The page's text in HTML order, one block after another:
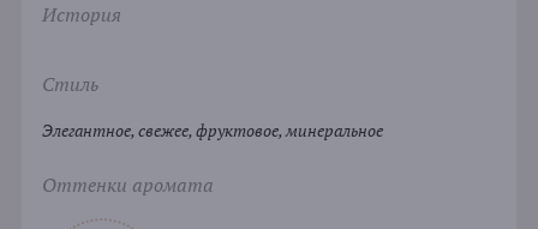
История
Стиль
Элегантное, свежее, фруктовое, минеральное
Оттенки аромата